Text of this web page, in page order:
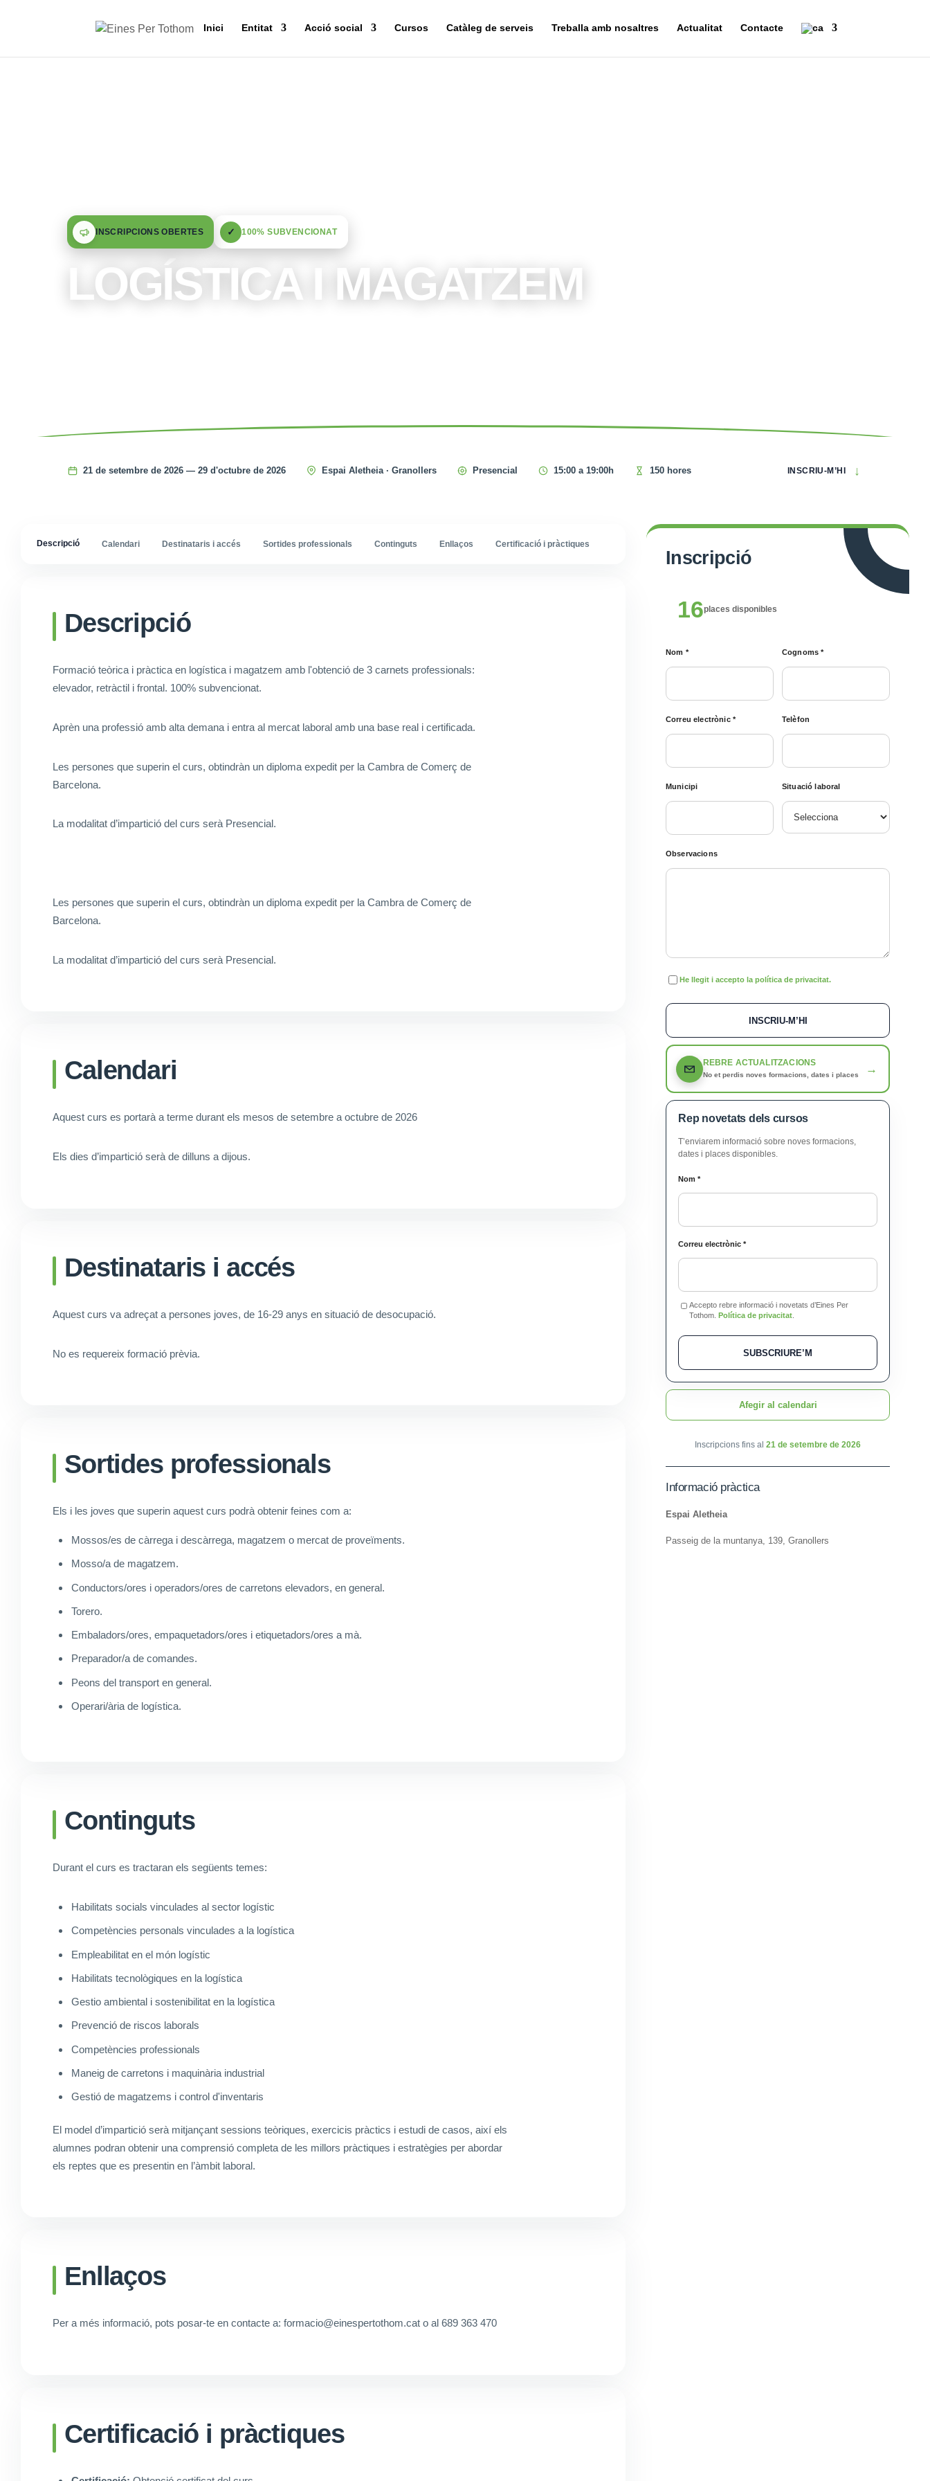
Inici Entitat Acció social Cursos Catàleg de serveis Treballa amb nosaltres Actualitat Contacte
INSCRIPCIONS OBERTES ✓ 100% SUBVENCIONAT
LOGÍSTICA I MAGATZEM
21 de setembre de 2026 — 29 d'octubre de 2026 Espai Aletheia · Granollers Presencial 15:00 a 19:00h 150 hores INSCRIU-M’HI ↓
Descripció Calendari Destinataris i accés Sortides professionals Continguts Enllaços Certificació i pràctiques
Descripció
Formació teòrica i pràctica en logística i magatzem amb l'obtenció de 3 carnets professionals:
elevador, retràctil i frontal. 100% subvencionat.
Aprèn una professió amb alta demana i entra al mercat laboral amb una base real i certificada.
Les persones que superin el curs, obtindràn un diploma expedit per la Cambra de Comerç de
Barcelona.
La modalitat d’impartició del curs serà Presencial.
Les persones que superin el curs, obtindràn un diploma expedit per la Cambra de Comerç de
Barcelona.
La modalitat d’impartició del curs serà Presencial.
Calendari
Aquest curs es portarà a terme durant els mesos de setembre a octubre de 2026
Els dies d’impartició serà de dilluns a dijous.
Destinataris i accés
Aquest curs va adreçat a persones joves, de 16-29 anys en situació de desocupació.
No es requereix formació prèvia.
Sortides professionals
Els i les joves que superin aquest curs podrà obtenir feines com a:
Mossos/es de càrrega i descàrrega, magatzem o mercat de proveïments.
Mosso/a de magatzem.
Conductors/ores i operadors/ores de carretons elevadors, en general.
Torero.
Embaladors/ores, empaquetadors/ores i etiquetadors/ores a mà.
Preparador/a de comandes.
Peons del transport en general.
Operari/ària de logística.
Continguts
Durant el curs es tractaran els següents temes:
Habilitats socials vinculades al sector logístic
Competències personals vinculades a la logística
Empleabilitat en el món logístic
Habilitats tecnològiques en la logística
Gestio ambiental i sostenibilitat en la logística
Prevenció de riscos laborals
Competències professionals
Maneig de carretons i maquinària industrial
Gestió de magatzems i control d'inventaris
El model d’impartició serà mitjançant sessions teòriques, exercicis pràctics i estudi de casos, així els
alumnes podran obtenir una comprensió completa de les millors pràctiques i estratègies per abordar
els reptes que es presentin en l’àmbit laboral.
Enllaços
Per a més informació, pots posar-te en contacte a: formacio@einespertothom.cat o al 689 363 470
Certificació i pràctiques
Inscripció
16places disponibles
Nom * Cognoms*
Correu electrònic * Telèfon
Municipi Situació laboral
Observacions
He llegit i accepto la política de privacitat.
INSCRIU-M’HI
REBRE ACTUALITZACIONS
No et perdis noves formacions, dates i places →
Rep novetats dels cursos
T’enviarem informació sobre noves formacions,
dates i places disponibles.
Nom *
Correu electrònic *
Accepto rebre informació i novetats d’Eines Per
Tothom.Política de privacitat
SUBSCRIURE’M
Afegir al calendari
Inscripcions fins al 21 de setembre de 2026
Informació pràctica
Espai Aletheia
Passeig de la muntanya, 139, Granollers